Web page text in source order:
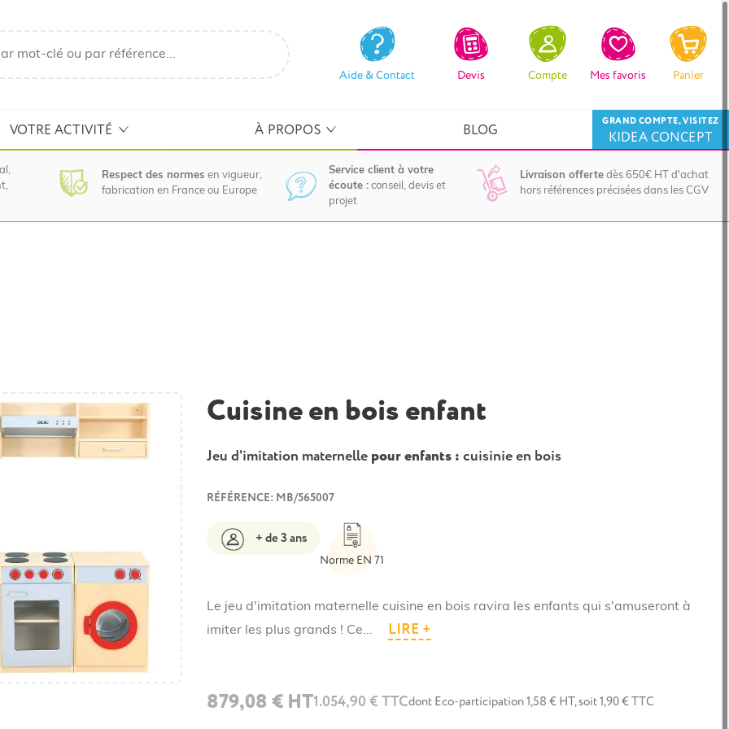
Aide & Contact Devis Compte Mes favoris Panier
VOTRE ACTIVITÉ À PROPOS BLOG KIDEA CONCEPT
GRAND COMPTE, VISITEZ
Respect des normes en vigueur,
fabrication en France ou Europe
Service client à votre
écoute : conseil, devis et
projet
Livraison offerte dès 650€ HT d'achat
hors références précisées dans les CGV
Cuisine en bois enfant
Jeu d'imitation maternelle pour enfants : cuisinie en bois
RÉFÉRENCE: MB/565007
+ de 3 ans
Norme EN 71
Le jeu d'imitation maternelle cuisine en bois ravira les enfants qui s'amuseront à
imiter les plus grands ! Ce...
LIRE +
879,08 € HT1.054,90 € TTCdont Eco-participation 1,58 € HT, soit 1,90 € TTC